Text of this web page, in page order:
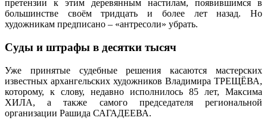
претензии к этим деревянным настилам, появившимся в
большинстве своём тридцать и более лет назад. Но
художникам предписано – «антресоли» убрать.
Суды и штрафы в десятки тысяч
Уже принятые судебные решения касаются мастерских
известных архангельских художников Владимира ТРЕЩЁВА,
которому, к слову, недавно исполнилось 85 лет, Максима
ХИЛА, а также самого председателя региональной
организации Рашида САГАДЕЕВА.